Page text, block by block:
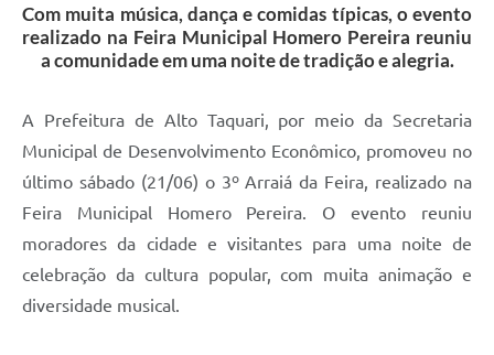
Com muita música, dança e comidas típicas, o evento
realizado na Feira Municipal Homero Pereira reuniu
a comunidade em uma noite de tradição e alegria.
A Prefeitura de Alto Taquari, por meio da Secretaria
Municipal de Desenvolvimento Econômico, promoveu no
último sábado (21/06) o 3º Arraiá da Feira, realizado na
Feira Municipal Homero Pereira. O evento reuniu
moradores da cidade e visitantes para uma noite de
celebração da cultura popular, com muita animação e
diversidade musical.